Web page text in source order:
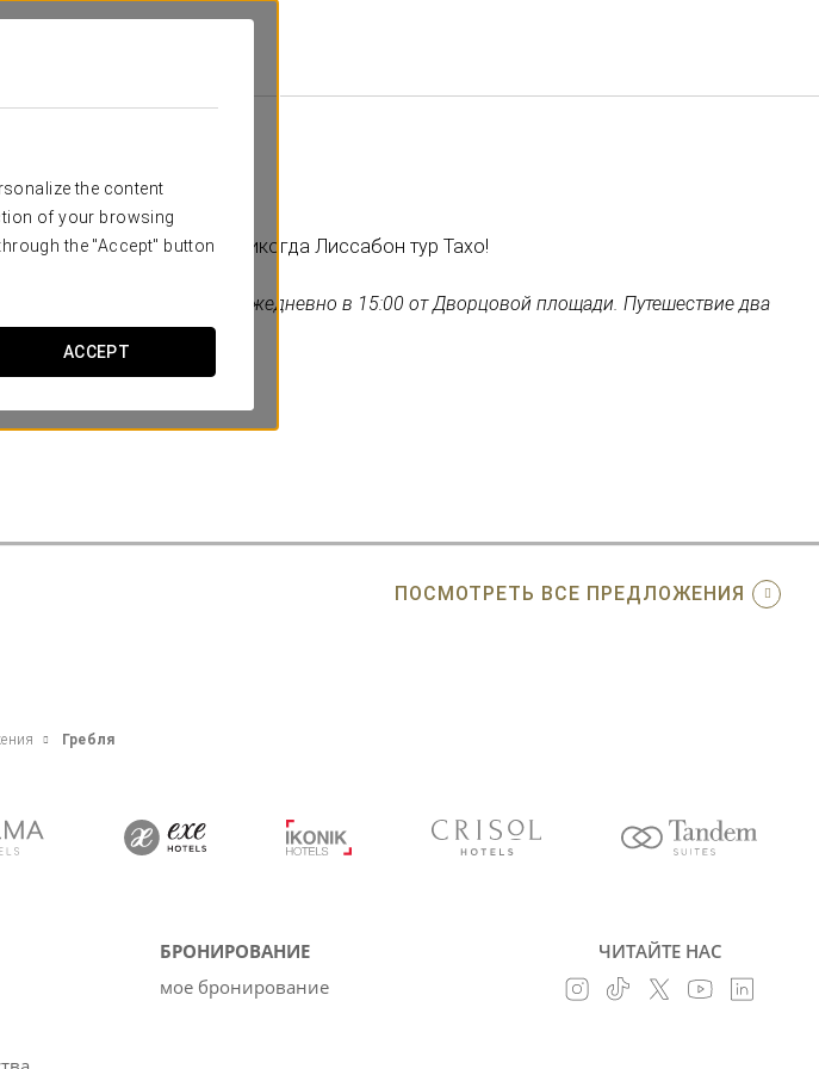
the content
of your browsing
the "Accept" button
ACCEPT
Гребля
Наслаждайтесь, как никогда Лиссабон тур Тахо!
*Выходы проводятся ежедневно в 15:00 от Дворцовой площади. Путешествие два
с половиной
ПОСМОТРЕТЬ ВСЕ ПРЕДЛОЖЕНИЯ
Гребля
БРОНИРОВАНИЕ
мое бронирование
ЧИТАЙТЕ НАС